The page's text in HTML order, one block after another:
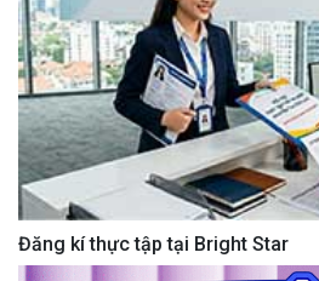
Đăng kí thực tập tại Bright Star